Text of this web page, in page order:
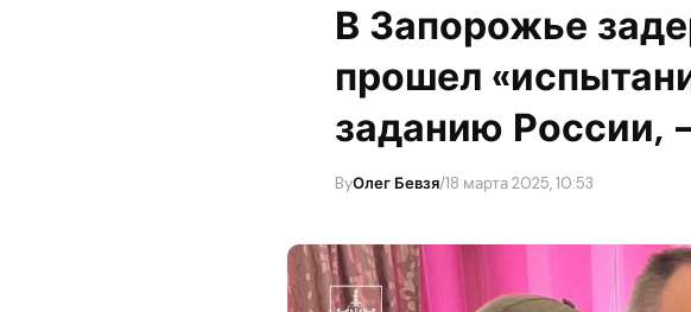
В Запорожье
прошел
заданию России,
ByОлег Бевзя/18 марта 2025, 10:53